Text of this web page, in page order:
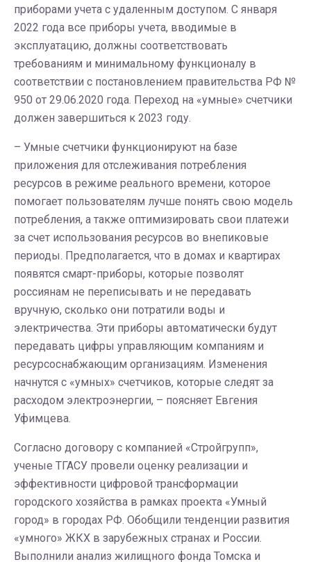
приборами учета с удаленным доступом. С января
2022 года все приборы учета, вводимые в
эксплуатацию, должны соответствовать
требованиям и минимальному функционалу в
соответствии с постановлением правительства РФ №
950 от 29.06.2020 года. Переход на «умные» счетчики
должен завершиться к 2023 году.
– Умные счетчики функционируют на базе
приложения для отслеживания потребления
ресурсов в режиме реального времени, которое
помогает пользователям лучше понять свою модель
потребления, а также оптимизировать свои платежи
за счет использования ресурсов во внепиковые
периоды. Предполагается, что в домах и квартирах
появятся смарт-приборы, которые позволят
россиянам не переписывать и не передавать
вручную, сколько они потратили воды и
электричества. Эти приборы автоматически будут
передавать цифры управляющим компаниям и
ресурсоснабжающим организациям. Изменения
начнутся с «умных» счетчиков, которые следят за
расходом электроэнергии, – поясняет Евгения
Уфимцева.
Согласно договору с компанией «Стройгрупп»,
ученые ТГАСУ провели оценку реализации и
эффективности цифровой трансформации
городского хозяйства в рамках проекта «Умный
город» в городах РФ. Обобщили тенденции развития
«умного» ЖКХ в зарубежных странах и России.
Выполнили анализ жилищного фонда Томска и